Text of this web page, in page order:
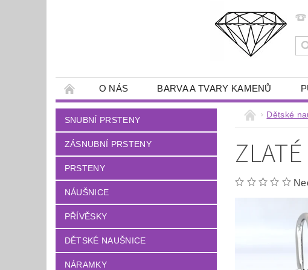
O NÁS BARVA A TVARY KAMENŮ
SNUBNÍ PRSTENY
ZÁSNUBNÍ PRSTENY
PRSTENY
NÁUŠNICE
PŘÍVĚSKY
DĚTSKÉ NAUŠNICE
NÁRAMKY
Dětské